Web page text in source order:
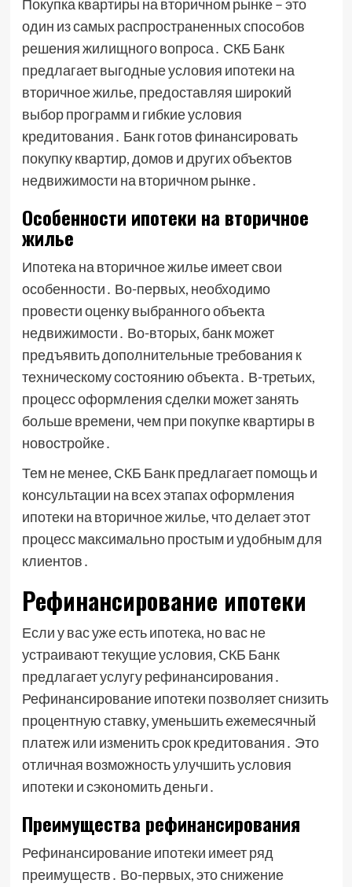
Покупка квартиры на вторичном рынке – это
один из самых распространенных способов
решения жилищного вопроса․ СКБ Банк
предлагает выгодные условия ипотеки на
вторичное жилье, предоставляя широкий
выбор программ и гибкие условия
кредитования․ Банк готов финансировать
покупку квартир, домов и других объектов
недвижимости на вторичном рынке․
Особенности ипотеки на вторичное
жилье
Ипотека на вторичное жилье имеет свои
особенности․ Во-первых, необходимо
провести оценку выбранного объекта
недвижимости․ Во-вторых, банк может
предъявить дополнительные требования к
техническому состоянию объекта․ В-третьих,
процесс оформления сделки может занять
больше времени, чем при покупке квартиры в
новостройке․
Тем не менее, СКБ Банк предлагает помощь и
консультации на всех этапах оформления
ипотеки на вторичное жилье, что делает этот
процесс максимально простым и удобным для
клиентов․
Рефинансирование ипотеки
Если у вас уже есть ипотека, но вас не
устраивают текущие условия, СКБ Банк
предлагает услугу рефинансирования․
Рефинансирование ипотеки позволяет снизить
процентную ставку, уменьшить ежемесячный
платеж или изменить срок кредитования․ Это
отличная возможность улучшить условия
ипотеки и сэкономить деньги․
Преимущества рефинансирования
Рефинансирование ипотеки имеет ряд
преимуществ․ Во-первых, это снижение